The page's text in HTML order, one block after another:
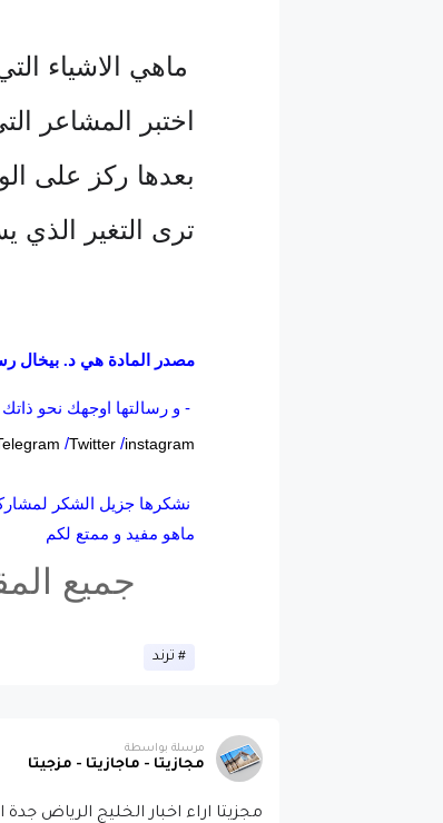
ماهي الاشياء
اختبر المشاعر
بعدها ركز على
ترى التغير
مصدر المادة هي د. بيخال
- و رسالتها اوجهك نحو
/Twitter /instagram
نشكرها جزيل الشكر
ماهو مفيد و ممتع لكم
جميع
ترند
مرسلة بواسطة
مجازيتا - ماجازيتا - مزجيتا
مجزيتا اراء اخبار الخليج